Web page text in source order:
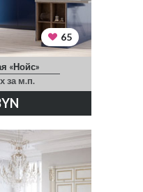
65
«Нойс»
за м.п.